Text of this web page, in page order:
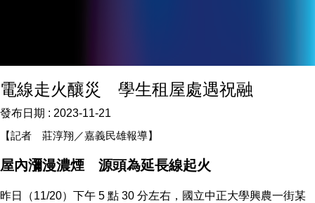
電線走火釀災 學生租屋處遇祝融
發布日期 : 2023-11-21
【記者 莊淳翔／嘉義民雄報導】
屋內瀰漫濃煙 源頭為延長線起火
昨日（11/20）下午 5 點 30 分左右，國立中正大學興農一街某